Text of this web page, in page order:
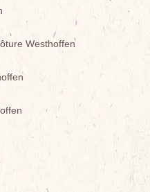
Westhoffen